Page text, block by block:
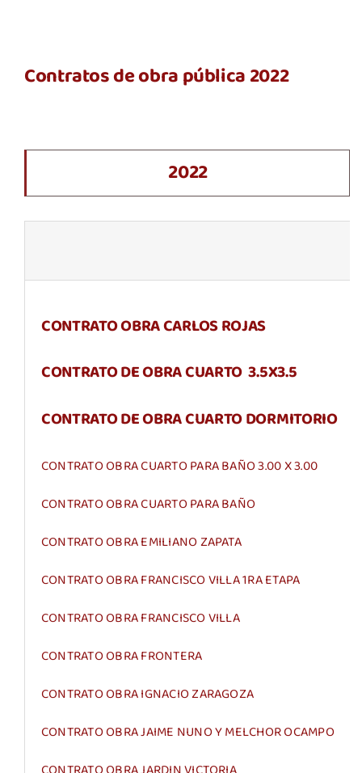
Contratos de obra pública 2022
2022
CONTRATO OBRA CARLOS ROJAS
CONTRATO DE OBRA CUARTO 3.5X3.5
CONTRATO DE OBRA CUARTO DORMITORIO
CONTRATO OBRA CUARTO PARA BAÑO 3.00 X 3.00
CONTRATO OBRA CUARTO PARA BAÑO
CONTRATO OBRA EMILIANO ZAPATA
CONTRATO OBRA FRANCISCO VILLA 1RA ETAPA
CONTRATO OBRA FRANCISCO VILLA
CONTRATO OBRA FRONTERA
CONTRATO OBRA IGNACIO ZARAGOZA
CONTRATO OBRA JAIME NUNO Y MELCHOR OCAMPO